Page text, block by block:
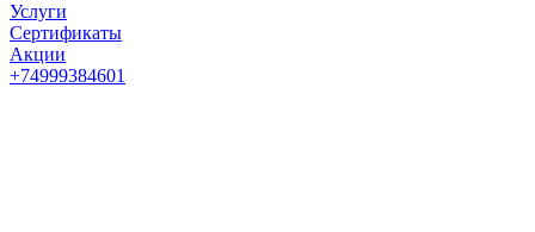
Услуги
Сертификаты
Акции
+74999384601